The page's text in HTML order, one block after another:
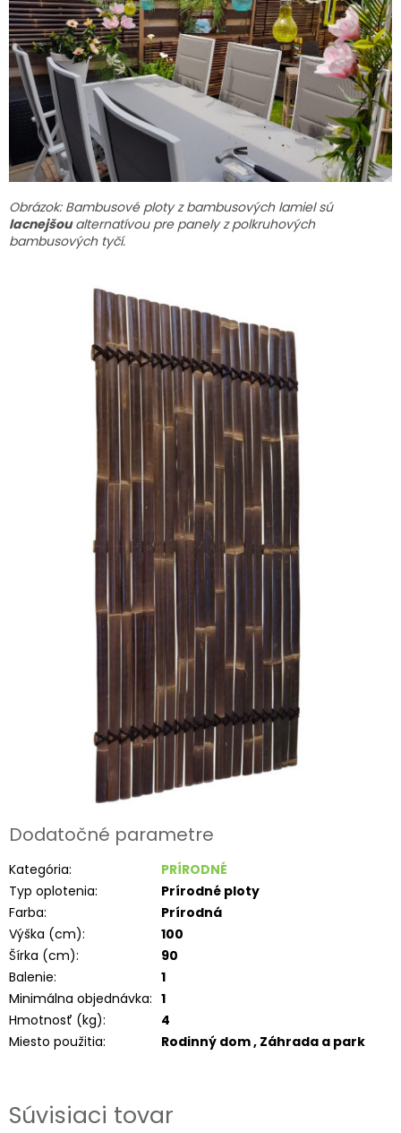
Obrázok: Bambusové ploty z bambusových lamiel sú
lacnejšoualternatívou pre panely z polkruhových
bambusových tyčí.
Dodatočné parametre
Kategória:
PRÍRODNÉ
Typ oplotenia:
Prírodné ploty
Farba:
Prírodná
Výška (cm):
100
Šírka (cm):
90
Balenie:
1
Minimálna objednávka: 1
Hmotnosť (kg):
4
Miesto použitia: Rodinný dom , Záhrada a park
Súvisiaci tovar